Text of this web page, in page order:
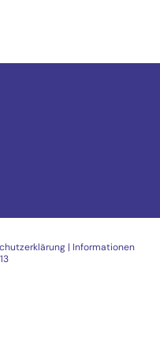
| Informationen